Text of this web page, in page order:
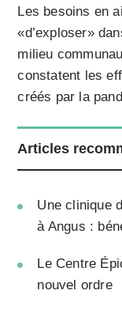
Les besoins en
«d’exploser»
milieu
constatent les
créés par la
Articles
Une clinique
à Angus :
Le Centre
nouvel ordre